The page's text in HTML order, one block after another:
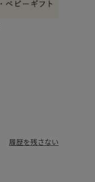
履歴を残さない